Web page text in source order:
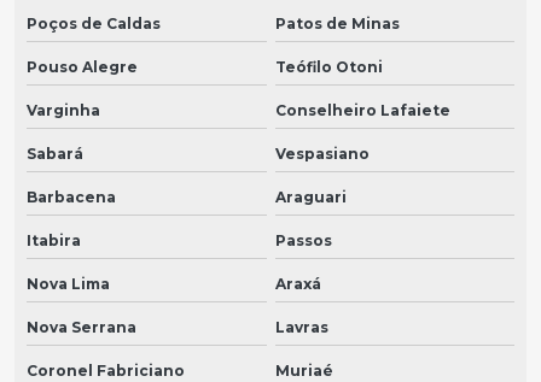
Poços de Caldas Patos de Minas
Pouso Alegre Teófilo Otoni
Varginha Conselheiro Lafaiete
Sabará Vespasiano
Barbacena Araguari
Itabira Passos
Nova Lima Araxá
Nova Serrana Lavras
Coronel Fabriciano Muriaé